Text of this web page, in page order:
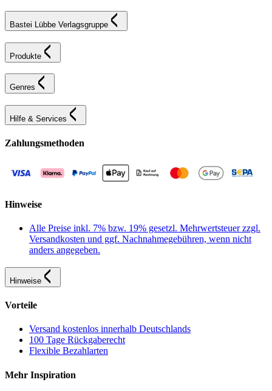
Bastei Lübbe Verlagsgruppe
Produkte
Genres
Hilfe & Services
Zahlungsmethoden
Hinweise
Alle Preise inkl. 7% bzw. 19% gesetzl. Mehrwertsteuer zzgl.
Versandkosten und ggf. Nachnahmegebühren, wenn nicht
anders angegeben.
Hinweise
Vorteile
Versand kostenlos innerhalb Deutschlands
100 Tage Rückgaberecht
Flexible Bezahlarten
Mehr Inspiration